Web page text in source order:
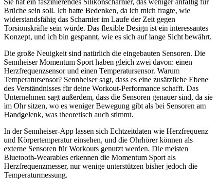
Sie hat ein faszinierendes Silikonscharnier, das weniger anfällig für
Brüche sein soll. Ich hatte Bedenken, da ich mich fragte, wie
widerstandsfähig das Scharnier im Laufe der Zeit gegen
Torsionskräfte sein würde. Das flexible Design ist ein interessantes
Konzept, und ich bin gespannt, wie es sich auf lange Sicht bewährt.
Die große Neuigkeit sind natürlich die eingebauten Sensoren. Die
Sennheiser Momentum Sport haben gleich zwei davon: einen
Herzfrequenzsensor und einen Temperatursensor. Warum
Temperatursensor? Sennheiser sagt, dass es eine zusätzliche Ebene
des Verständnisses für deine Workout-Performance schafft. Das
Unternehmen sagt außerdem, dass die Sensoren genauer sind, da sie
im Ohr sitzen, wo es weniger Bewegung gibt als bei Sensoren am
Handgelenk, was theoretisch auch stimmt.
In der Sennheiser-App lassen sich Echtzeitdaten wie Herzfrequenz
und Körpertemperatur einsehen, und die Ohrhörer können als
externe Sensoren für Workouts genutzt werden. Die meisten
Bluetooth-Wearables erkennen die Momentum Sport als
Herzfrequenzmesser, nur wenige unterstützen bisher jedoch die
Temperaturmessung.